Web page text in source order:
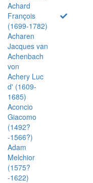
Achard
François
(1699-1782)
Acharen
Jacques van
Achenbach
von
Achery Luc
d' (1609-
1685)
Aconcio
Giacomo
(1492?
-1566?)
Adam
Melchior
(1575?
-1622)